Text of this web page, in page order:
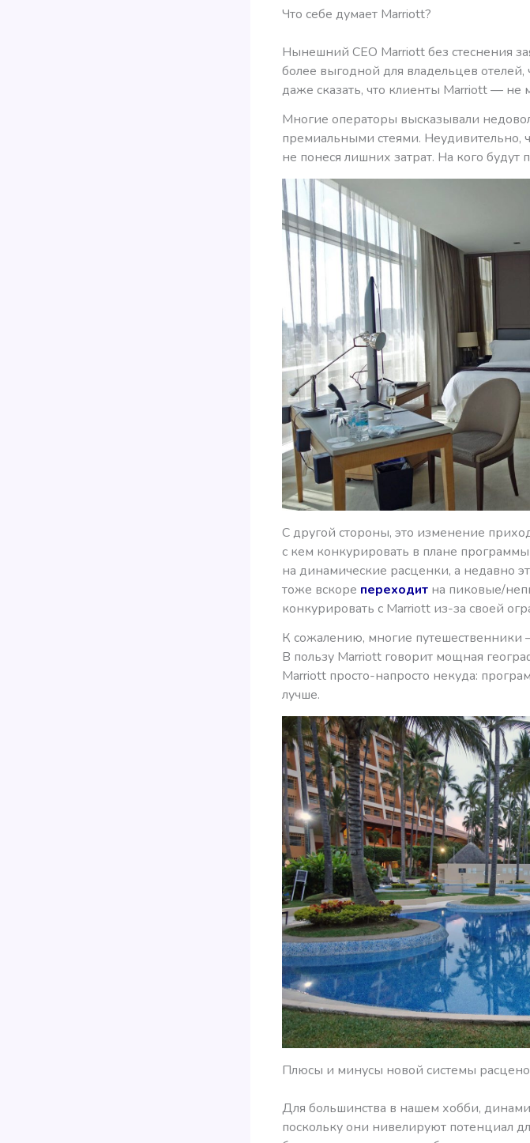
Что себе думает Marriott?
Нынешний CEO Marriott без стеснения
более выгодной для владельцев
даже сказать, что клиенты Marriott — не
Многие операторы высказывали
премиальными стеями. Неудивительно,
не понеся лишних затрат. На кого будут
С другой стороны, это изменение
с кем конкурировать в плане программы
на динамические расценки, а недавно
тоже вскоре переходит на пиковые/
конкурировать с Marriott из-за своей
К сожалению, многие путешественники
В пользу Marriott говорит мощная
Marriott просто-напросто некуда:
лучше.
Плюсы и минусы новой системы
Для большинства в нашем хобби,
поскольку они нивелируют потенциал